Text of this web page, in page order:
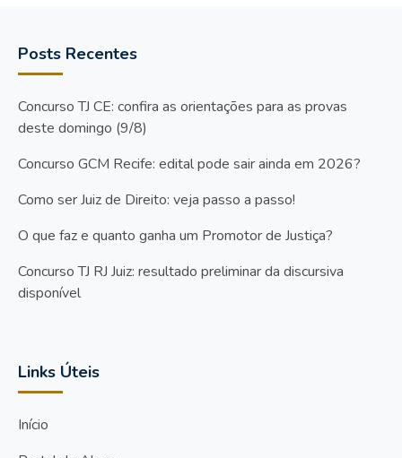
Posts Recentes
Concurso TJ CE: confira as orientações para as provas
deste domingo (9/8)
Concurso GCM Recife: edital pode sair ainda em 2026?
Como ser Juiz de Direito: veja passo a passo!
O que faz e quanto ganha um Promotor de Justiça?
Concurso TJ RJ Juiz: resultado preliminar da discursiva
disponível
Links Úteis
Início